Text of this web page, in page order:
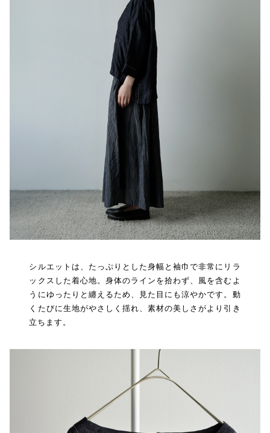
シルエットは、たっぷりとした身幅と袖巾で非常にリラ
ックスした着心地。身体のラインを拾わず、風を含むよ
うにゆったりと纏えるため、見た目にも涼やかです。動
くたびに生地がやさしく揺れ、素材の美しさがより引き
立ちます。